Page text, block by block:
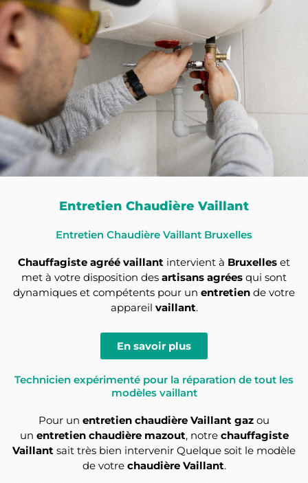
Entretien Chaudière Vaillant
Entretien Chaudière Vaillant Bruxelles
Chauffagiste agréé vaillant intervient à Bruxelles et
met à votre disposition des artisans agrées qui sont
dynamiques et compétents pour un entretien de votre
appareil vaillant.
En savoir plus
Technicien expérimenté pour la réparation de tout les
modèles vaillant
Pour un entretien chaudière Vaillant gaz ou
un entretien chaudière mazout, notre chauffagiste
Vaillant sait très bien intervenir Quelque soit le modèle
de votre chaudière Vaillant.